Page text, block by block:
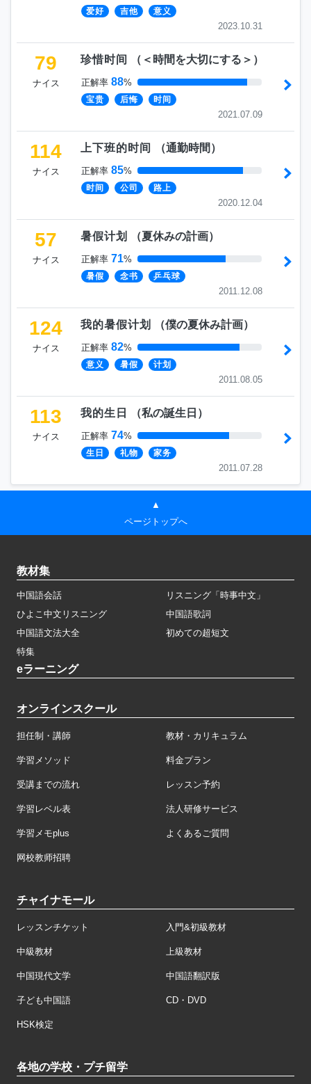
爱好 吉他 意义
2023.10.31
79
ナイス
珍惜时间 （ ＜時間を大切にする＞ ）
正解率 88%
宝贵 后悔 时间
2021.07.09
114
ナイス
上下班的时间 （通勤時間 ）
正解率 85%
时间 公司 路上
2020.12.04
57
ナイス
暑假计划 （夏休みの計画）
正解率 71%
暑假 念书 乒乓球
2011.12.08
124
ナイス
我的暑假计划 （僕の夏休み計画）
正解率 82%
意义 暑假 计划
2011.08.05
113
ナイス
我的生日 （私の誕生日 ）
正解率 74%
生日 礼物 家务
2011.07.28
▲
ページトップへ
教材集
中国語会話
リスニング「時事中文」
ひよこ中文リスニング
中国語歌詞
中国語文法大全
初めての超短文
特集
eラーニング
オンラインスクール
担任制・講師 教材・カリキュラム
学習メソッド 料金プラン
受講までの流れ レッスン予約
学習レベル表 法人研修サービス
学習メモplus よくあるご質問
网校教师招聘
チャイナモール
レッスンチケット 入門&初級教材
中級教材 上級教材
中国現代文学 中国語翻訳版
子ども中国語 CD・DVD
HSK検定
各地の学校・プチ留学